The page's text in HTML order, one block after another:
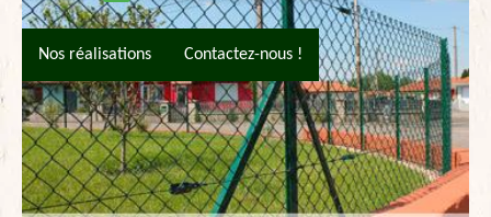
Nos réalisations Contactez-nous !